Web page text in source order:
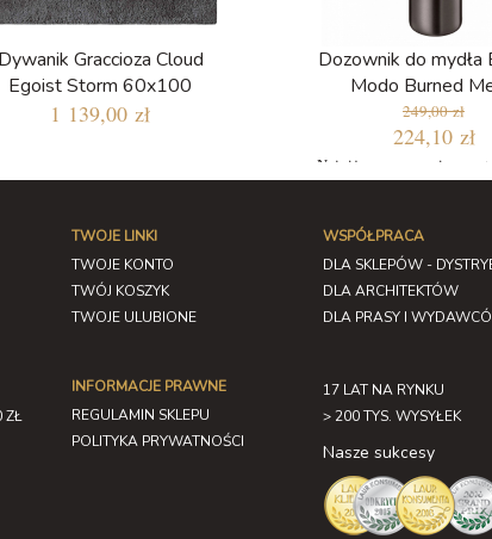
Graccioza Cloud
Egoist Storm 60x100
1 139,00 zł
Dozownik do mydła
Modo Burned
249,00 zł
224,10 zł
Najniższa cena w ciągu
dni: 211,65 zł
ZŁ
TWOJE LINKI
TWOJE KONTO
TWÓJ KOSZYK
TWOJE ULUBIONE
INFORMACJE PRAWNE
REGULAMIN SKLEPU
POLITYKA PRYWATNOŚCI
WSPÓŁPRACA
DLA SKLEPÓW -
DLA ARCHITEKTÓW
DLA PRASY I
17 LAT NA RYNKU
> 200 TYS. WYSYŁEK
Nasze sukcesy